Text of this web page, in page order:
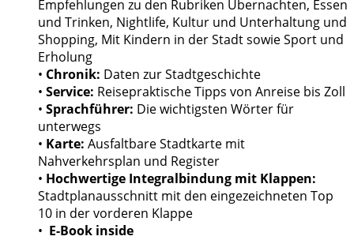
Empfehlungen zu den Rubriken Übernachten, Essen
und Trinken, Nightlife, Kultur und Unterhaltung und
Shopping, Mit Kindern in der Stadt sowie Sport und
Erholung
• Chronik: Daten zur Stadtgeschichte
• Service: Reisepraktische Tipps von Anreise bis Zoll
• Sprachführer: Die wichtigsten Wörter für
unterwegs
• Karte: Ausfaltbare Stadtkarte mit
Nahverkehrsplan und Register
• Hochwertige Integralbindung mit Klappen:
Stadtplanausschnitt mit den eingezeichneten Top
10 in der vorderen Klappe
• E-Book inside